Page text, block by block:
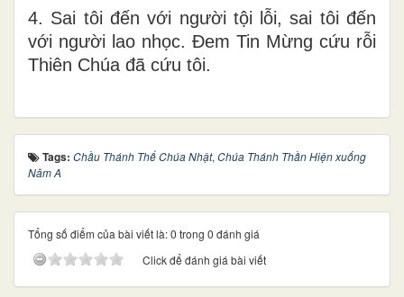
4. Sai tôi đến với người tội lỗi, sai tôi đến
với người lao nhọc. Đem Tin Mừng cứu rỗi
Thiên Chúa đã cứu tôi.
Tags: Chầu Thánh Thể Chúa Nhật, Chúa Thánh Thần Hiện xuống
Năm A
Tổng số điểm của bài viết là: 0 trong 0 đánh giá
Click để đánh giá bài viết